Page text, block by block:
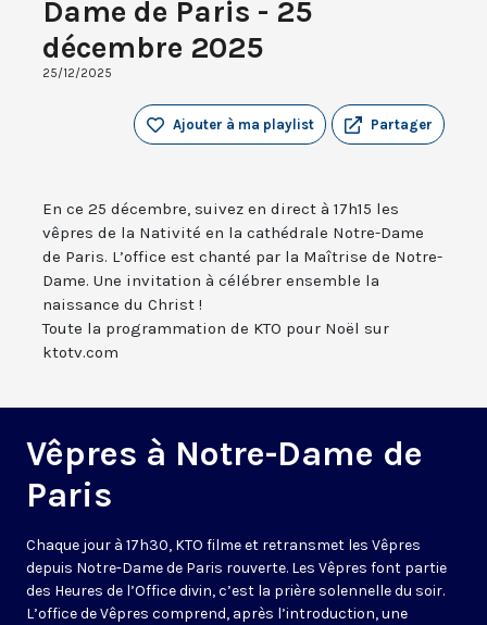
Dame de Paris - 25
décembre 2025
25/12/2025
Partager
Ajouter à ma playlist
En ce 25 décembre, suivez en direct à 17h15 les
vêpres de la Nativité en la cathédrale Notre-Dame
de Paris. L’office est chanté par la Maîtrise de Notre-
Dame. Une invitation à célébrer ensemble la
naissance du Christ !
Toute la programmation de KTO pour Noël sur
ktotv.com
Vêpres à Notre-Dame de
Paris
Chaque jour à 17h30, KTO filme et retransmet les Vêpres
depuis Notre-Dame de Paris rouverte. Les Vêpres font partie
des Heures de l’Office divin, c’est la prière solennelle du soir.
L’office de Vêpres comprend, après l’introduction, une